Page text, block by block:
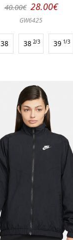
40.00€ 28.00€
GW6425
38 38 2/3 39 1/3